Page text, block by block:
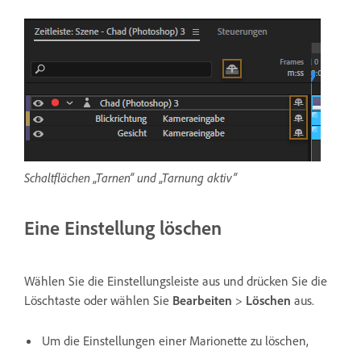
Schaltflächen „Tarnen“ und „Tarnung aktiv“
Eine Einstellung löschen
Wählen Sie die Einstellungsleiste aus und drücken Sie die
Löschtaste oder wählen Sie Bearbeiten > Löschen aus.
Um die Einstellungen einer Marionette zu löschen,